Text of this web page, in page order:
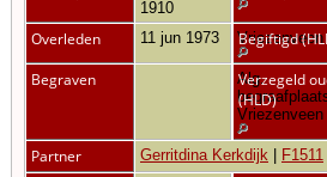
1910
Overleden 11 jun 1973 Vriezenveen
Begiftigd
Begraven
Alg.
Vriezenveen
Verzegeld
(HLD)
Partner Gerritdina Kerkdijk F1511